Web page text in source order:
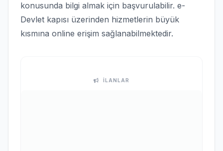
konusunda bilgi almak için başvurulabilir. e-
Devlet kapısı üzerinden hizmetlerin büyük
kısmına online erişim sağlanabilmektedir.
İLANLAR